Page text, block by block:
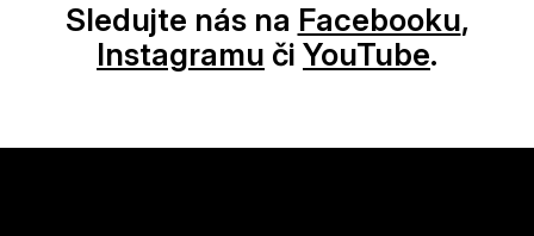
Sledujte nás na Facebooku,
Instagramu či YouTube.